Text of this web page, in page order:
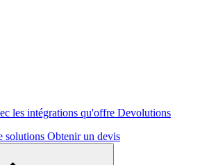
les intégrations qu'offre Devolutions
solutions Obtenir un devis